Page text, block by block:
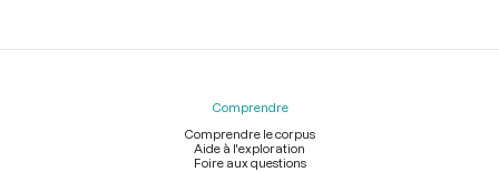
Comprendre
Comprendre le corpus
Aide à l'exploration
Foire aux questions